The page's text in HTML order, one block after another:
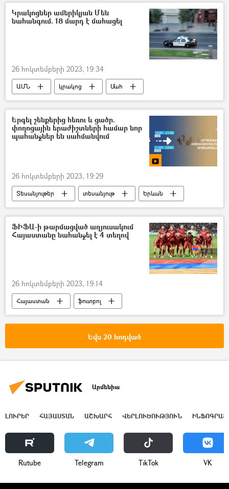
Պաղեստին
Կրակոցներ ամերիկյան Մեն
նահանգում. 18 մարդ է մահացել
26 հոկտեմբերի 2023, 19:34
ԱՄՆ կրակոց Մահ
Երգել շենքերից հեռու և ցածր.
փողոցային երաժիշտների համար նոր
պահանջներ են սահմանվում
26 հոկտեմբերի 2023, 19:29
Տեսանյութեր տեսանյութ
Երևան
փողոց
երաժիշտ
Երևանի քաղաքապետարան
ՖԻՖԱ-ի թարմացված աղյուսակում
Հայաստանը նահանջել է 4 տեղով
26 հոկտեմբերի 2023, 19:14
Հայաստան
ֆուտբոլ
Հայաստանի ազգային հավաքական
Եվս 20 հոդված
Արմենիա
ԼՈՒՐԵՐ ՀԱՅԱՍՏԱՆ ԱՇԽԱՐՀ ՎԵՐԼՈՒԾՈՒԹՅՈՒՆ
Rutube Telegram ТikТоk VK